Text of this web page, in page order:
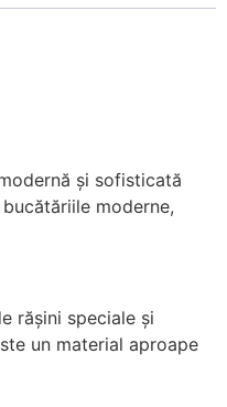
și sofisticată
moderne,
rășini speciale și
un material aproape